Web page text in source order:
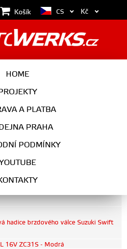
Košík
HOME
A PLATBA
PRAHA
PODMÍNKY
CS Kč
podtlaková
válce Suzuki
16V ZC31S -
hadice brzdového válce Suzuki Swift
16V ZC31S - Modrá